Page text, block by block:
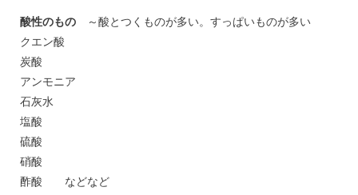
酸性のもの ～酸とつくものが多い。すっぱいものが多い
クエン酸
炭酸
アンモニア
石灰水
塩酸
硫酸
硝酸
酢酸 などなど